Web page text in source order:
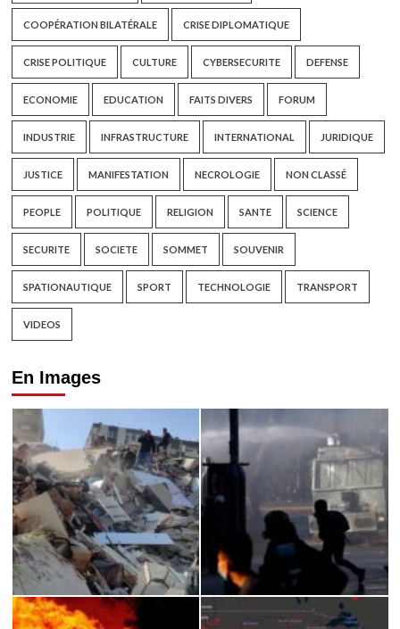
COOPÉRATION BILATÉRALE CRISE DIPLOMATIQUE
CRISE POLITIQUE CULTURE CYBERSECURITE DEFENSE
ECONOMIE EDUCATION FAITS DIVERS FORUM
INDUSTRIE INFRASTRUCTURE INTERNATIONAL JURIDIQUE
JUSTICE MANIFESTATION NECROLOGIE NON CLASSÉ
PEOPLE POLITIQUE RELIGION SANTE SCIENCE
SECURITE SOCIETE SOMMET SOUVENIR
SPATIONAUTIQUE SPORT TECHNOLOGIE TRANSPORT
VIDEOS
En Images